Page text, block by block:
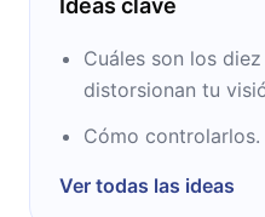
Ideas clave
Cuáles son los
distorsionan tu
Cómo controlarlos.
Ver todas las ideas